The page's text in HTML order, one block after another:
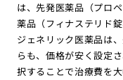
は、先発医薬品（プロ
薬品（フィナステリド
ジェネリック医薬品は
らも、価格が安く設定
択することで治療費を